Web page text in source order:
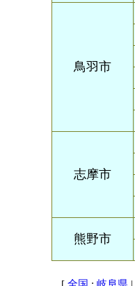
鳥羽市
志摩市
熊野市